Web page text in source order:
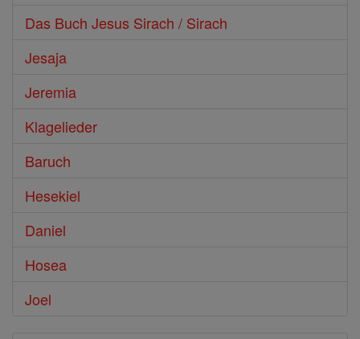
Das Buch Jesus Sirach / Sirach
Jesaja
Jeremia
Klagelieder
Baruch
Hesekiel
Daniel
Hosea
Joel